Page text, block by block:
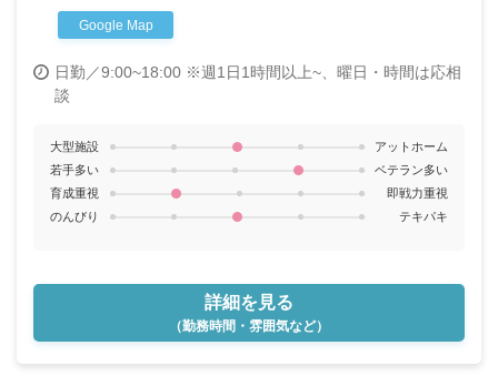
Google Map
日勤／9:00~18:00 ※週1日1時間以上~、曜日・時間は応相
談
大型施設
アットホーム
若手多い
ベテラン多い
育成重視
即戦力重視
のんびり
テキパキ
詳細を見る
（勤務時間・雰囲気など）